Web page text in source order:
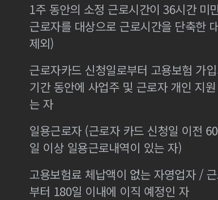
1주 동안의 소정 근로시간이 36시간 미
근로자를 대상으로 근로시간을 단축한
제외)
근로자카드 신청일로부터 고용보험 가
기간 동안에 사업주 및 근로자 개인 지
는 자
일용근로자 (근로자 카드 신청일 이전
일 이상 일용근로내역이 있는 자)
고용보험료 체납액이 없는 자영업자 /
부터 180일 이내에 이직 예정인 자